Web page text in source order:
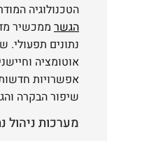
הטכנולוגיה
הגשר ממכשיר
נתונים תפעולי.
אוטומציה
אפשרויות
שיפור הבקרה
מערכות ניהול